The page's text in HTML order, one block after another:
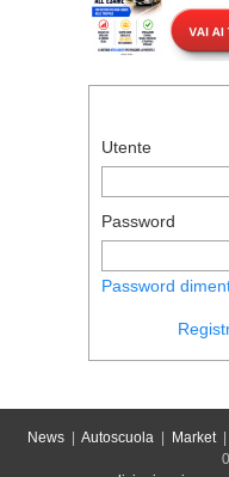
Utente
Password
Password
News| Autoscuola| Market|